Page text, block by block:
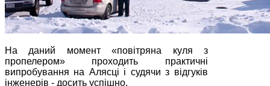
На даний момент «повітряна куля з
пропелером» проходить практичні
випробування на Алясці і судячи з відгуків
інженерів - досить успішно.